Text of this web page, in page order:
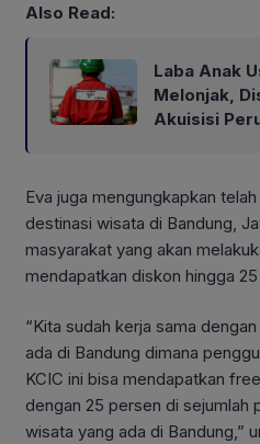
Also Read:
Laba Anak
Melonjak,
Akuisisi
Eva juga mengungkapkan
destinasi wisata di Bandung,
masyarakat yang akan
mendapatkan diskon hingga
“Kita sudah kerja sama
ada di Bandung dimana
KCIC ini bisa mendapatkan
dengan 25 persen di sejumlah
wisata yang ada di Bandung,”